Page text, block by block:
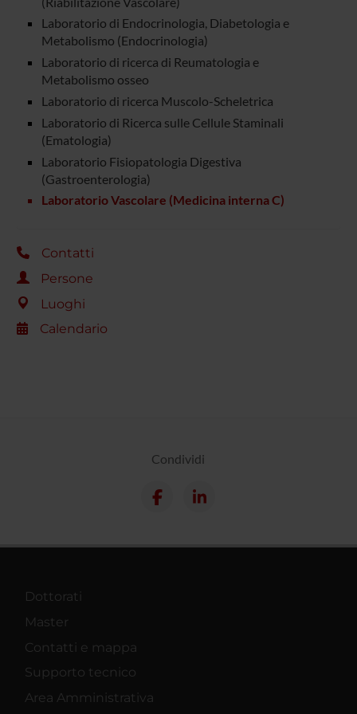
Laboratorio di Endocrinologia, Diabetologia e
Metabolismo (Endocrinologia)
Laboratorio di ricerca di Reumatologia e
Metabolismo osseo
Laboratorio di ricerca Muscolo-Scheletrica
Laboratorio di Ricerca sulle Cellule Staminali
(Ematologia)
Laboratorio Fisiopatologia Digestiva
(Gastroenterologia)
Laboratorio Vascolare (Medicina interna C)
Contatti
Persone
Luoghi
Calendario
Condividi
Dottorati
Master
Contatti e mappa
Supporto tecnico
Area Amministrativa